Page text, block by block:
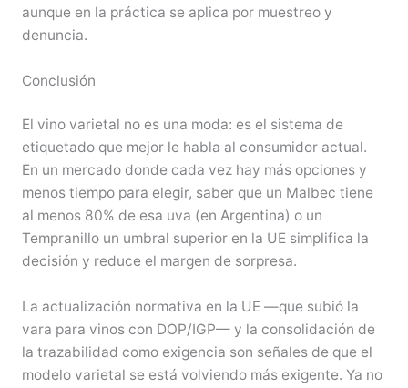
aunque en la práctica se aplica por muestreo y
denuncia.
Conclusión
El vino varietal no es una moda: es el sistema de
etiquetado que mejor le habla al consumidor actual.
En un mercado donde cada vez hay más opciones y
menos tiempo para elegir, saber que un Malbec tiene
al menos 80% de esa uva (en Argentina) o un
Tempranillo un umbral superior en la UE simplifica la
decisión y reduce el margen de sorpresa.
La actualización normativa en la UE —que subió la
vara para vinos con DOP/IGP— y la consolidación de
la trazabilidad como exigencia son señales de que el
modelo varietal se está volviendo más exigente. Ya no